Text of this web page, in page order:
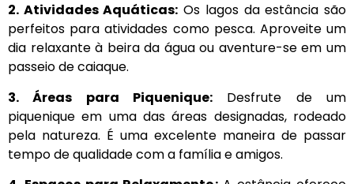
2. Atividades Aquáticas: Os lagos da estância são
perfeitos para atividades como pesca. Aproveite um
dia relaxante à beira da água ou aventure-se em um
passeio de caiaque.
3. Áreas para Piquenique: Desfrute de um
piquenique em uma das áreas designadas, rodeado
pela natureza. É uma excelente maneira de passar
tempo de qualidade com a família e amigos.